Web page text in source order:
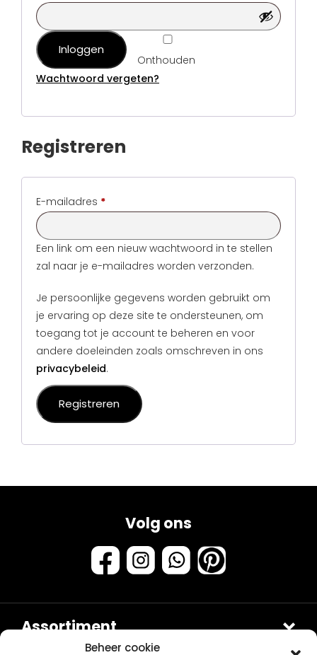
Beheer cookie
Verf
Primers
Coatings
Stalen & testers
Gereedschap
Instructievideos
Blogs
Klachtenregeling
Verzending & Retourneren
About us
Inspiratie
Technische Datasheet
FAQ
Onthouden
Inloggen
Wachtwoord vergeten?
Registreren
E-mailadres *Vereist
Een link om een nieuw wachtwoord in te stellen
zal naar je e-mailadres worden verzonden.
Je persoonlijke gegevens worden gebruikt om
je ervaring op deze site te ondersteunen, om
toegang tot je account te beheren en voor
andere doeleinden zoals omschreven in ons
privacybeleid.
Registreren
Assortiment
Stalen & testers
Volg ons